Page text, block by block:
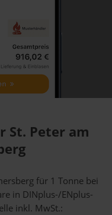
St. Peter am
für 1 Tonne bei
in DINplus-/ENplus-
inkl. MwSt.: